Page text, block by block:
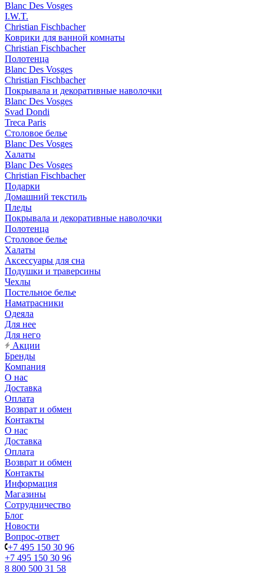
Blanc Des Vosges
I.W.T.
Christian Fischbacher
Коврики для ванной комнаты
Christian Fischbacher
Полотенца
Blanc Des Vosges
Christian Fischbacher
Покрывала и декоративные наволочки
Blanc Des Vosges
Svad Dondi
Treca Paris
Столовое белье
Blanc Des Vosges
Халаты
Blanc Des Vosges
Christian Fischbacher
Подарки
Домашний текстиль
Пледы
Покрывала и декоративные наволочки
Полотенца
Столовое белье
Халаты
Аксессуары для сна
Подушки и траверсины
Чехлы
Постельное белье
Наматрасники
Одеяла
Для нее
Для него
Акции
Бренды
Компания
О нас
Доставка
Оплата
Возврат и обмен
Контакты
О нас
Доставка
Оплата
Возврат и обмен
Контакты
Информация
Магазины
Сотрудничество
Блог
Новости
Вопрос-ответ
+7 495 150 30 96
+7 495 150 30 96
8 800 500 31 58